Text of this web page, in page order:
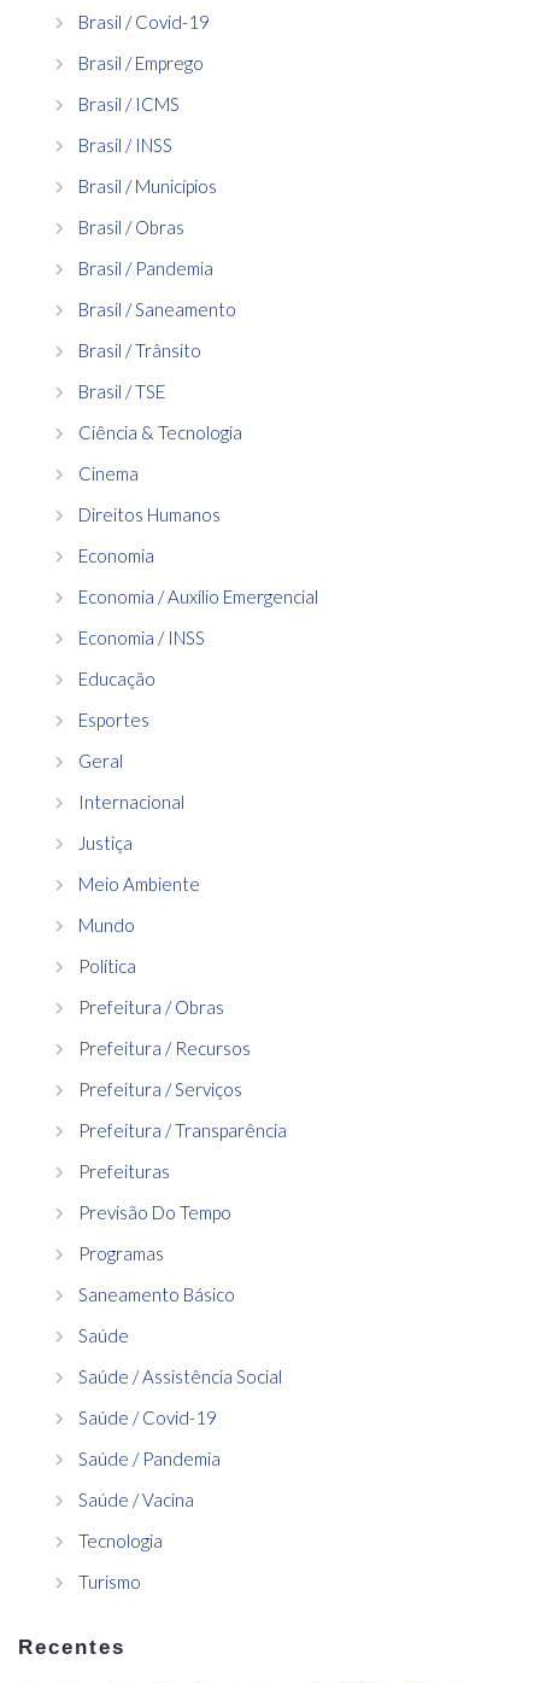
Brasil / Covid-19
Brasil / Emprego
Brasil / ICMS
Brasil / INSS
Brasil / Municípios
Brasil / Obras
Brasil / Pandemia
Brasil / Saneamento
Brasil / Trânsito
Brasil / TSE
Ciência & Tecnologia
Cinema
Direitos Humanos
Economia
Economia / Auxílio Emergencial
Economia / INSS
Educação
Esportes
Geral
Internacional
Justiça
Meio Ambiente
Mundo
Política
Prefeitura / Obras
Prefeitura / Recursos
Prefeitura / Serviços
Prefeitura / Transparência
Prefeituras
Previsão Do Tempo
Programas
Saneamento Básico
Saúde
Saúde / Assistência Social
Saúde / Covid-19
Saúde / Pandemia
Saúde / Vacina
Tecnologia
Turismo
Recentes